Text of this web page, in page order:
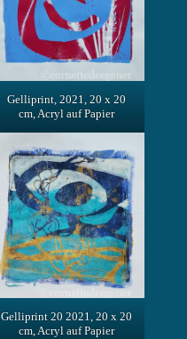
Gelliprint, 2021, 20 x 20
cm, Acryl auf Papier
Gelliprint 20 2021, 20 x 20
cm, Acryl auf Papier